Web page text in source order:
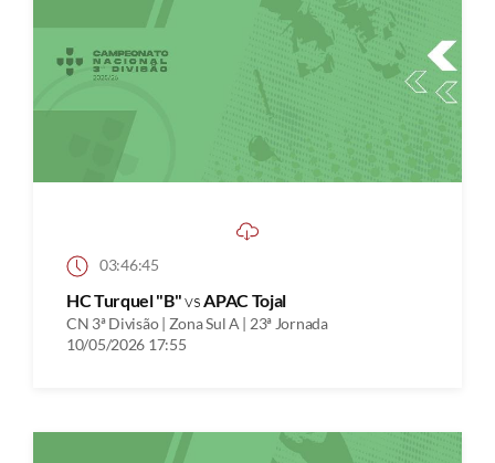
03:46:45
HC Turquel "B"vsAPAC Tojal
CN 3ª Divisão | Zona Sul A | 23ª Jornada
10/05/2026 17:55